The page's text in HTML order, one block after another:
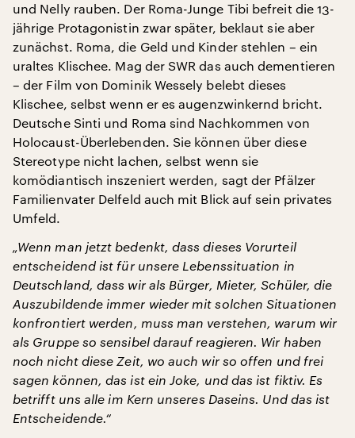
und Nelly rauben. Der Roma-Junge Tibi befreit die 13-
jährige Protagonistin zwar später, beklaut sie aber
zunächst. Roma, die Geld und Kinder stehlen – ein
uraltes Klischee. Mag der SWR das auch dementieren
– der Film von Dominik Wessely belebt dieses
Klischee, selbst wenn er es augenzwinkernd bricht.
Deutsche Sinti und Roma sind Nachkommen von
Holocaust-Überlebenden. Sie können über diese
Stereotype nicht lachen, selbst wenn sie
komödiantisch inszeniert werden, sagt der Pfälzer
Familienvater Delfeld auch mit Blick auf sein privates
Umfeld.
„Wenn man jetzt bedenkt, dass dieses Vorurteil
entscheidend ist für unsere Lebenssituation in
Deutschland, dass wir als Bürger, Mieter, Schüler, die
Auszubildende immer wieder mit solchen Situationen
konfrontiert werden, muss man verstehen, warum wir
als Gruppe so sensibel darauf reagieren. Wir haben
noch nicht diese Zeit, wo auch wir so offen und frei
sagen können, das ist ein Joke, und das ist fiktiv. Es
betrifft uns alle im Kern unseres Daseins. Und das ist
Entscheidende.“